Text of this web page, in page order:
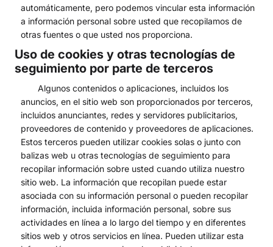
automáticamente, pero podemos vincular esta información
a información personal sobre usted que recopilamos de
otras fuentes o que usted nos proporciona.
Uso de cookies y otras tecnologías de
seguimiento por parte de terceros
Algunos contenidos o aplicaciones, incluidos los
anuncios, en el sitio web son proporcionados por terceros,
incluidos anunciantes, redes y servidores publicitarios,
proveedores de contenido y proveedores de aplicaciones.
Estos terceros pueden utilizar cookies solas o junto con
balizas web u otras tecnologías de seguimiento para
recopilar información sobre usted cuando utiliza nuestro
sitio web. La información que recopilan puede estar
asociada con su información personal o pueden recopilar
información, incluida información personal, sobre sus
actividades en línea a lo largo del tiempo y en diferentes
sitios web y otros servicios en línea. Pueden utilizar esta